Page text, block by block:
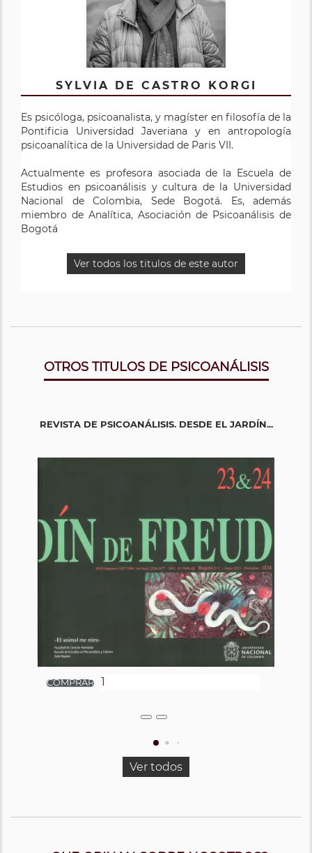
SYLVIA DE CASTRO KORGI
Es psicóloga, psicoanalista, y magíster en filosofía de la
Pontificia Universidad Javeriana y en antropología
psicoanalítica de la Universidad de Paris VII.
Actualmente es profesora asociada de la Escuela de
Estudios en psicoanálisis y cultura de la Universidad
Nacional de Colombia, Sede Bogotá. Es, además
miembro de Analítica, Asociación de Psicoanálisis de
Bogotá
Ver todos los titulos de este autor
OTROS TITULOS DE PSICOANÁLISIS
REVISTA DE PSICOANÁLISIS. DESDE EL JARDÍN...
Ver todos